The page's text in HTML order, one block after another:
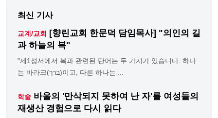
최신 기사
교계/교회
[향린교회 한문덕 담임목사] "의인의 길
과 하늘의 복"
"제1성서에서 복과 관련된 단어는 두 가지가 있습니다. 하나
는 바라크(ברך)이고, 다른 하나는 ...
학술 바울의 '만삭되지 못하여 난 자'를 여성들의
재생산 경험으로 다시 읽다